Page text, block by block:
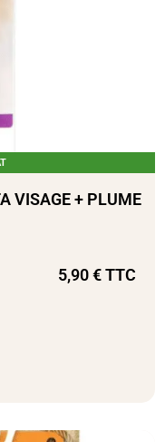
VISAGE + PLUME
5,90€TTC